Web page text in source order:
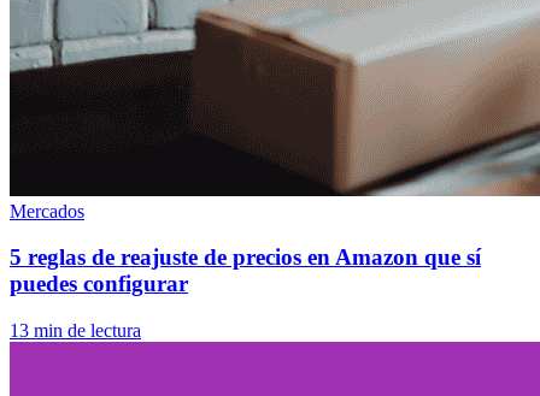
Mercados
5 reglas de reajuste de precios en Amazon que sí
puedes configurar
13 min de lectura